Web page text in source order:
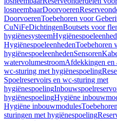
losneembaarDoorvoeren
DoorvoerenToebehoren voor
CuNiFeDichtingenBoutsets voor
hygiënesysteem
HygiënespoeleenhedenToebehoren
hygiënespoeleenhedenSensoren
watervolumestroomAfdekkingen en
wc-sturing met hygiënespoeling
Spoelreservoirs en wc-sturing met
hygiënespoeling
hygiënespoelingHygiëne
Hygiëne inbouwmodules
sturingen met hygiënespoeling